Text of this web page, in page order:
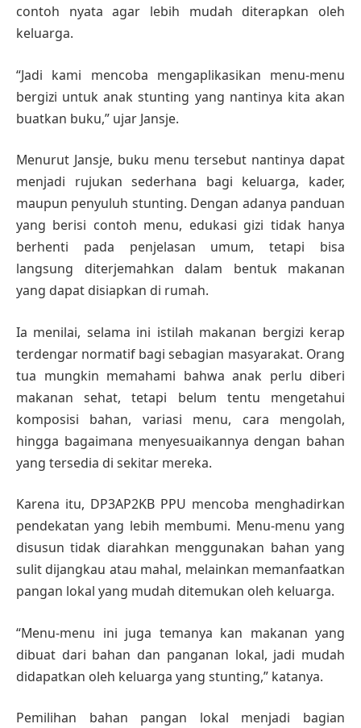
contoh nyata agar lebih mudah diterapkan oleh
keluarga.
“Jadi kami mencoba mengaplikasikan menu-menu
bergizi untuk anak stunting yang nantinya kita akan
buatkan buku,” ujar Jansje.
Menurut Jansje, buku menu tersebut nantinya dapat
menjadi rujukan sederhana bagi keluarga, kader,
maupun penyuluh stunting. Dengan adanya panduan
yang berisi contoh menu, edukasi gizi tidak hanya
berhenti pada penjelasan umum, tetapi bisa
langsung diterjemahkan dalam bentuk makanan
yang dapat disiapkan di rumah.
Ia menilai, selama ini istilah makanan bergizi kerap
terdengar normatif bagi sebagian masyarakat. Orang
tua mungkin memahami bahwa anak perlu diberi
makanan sehat, tetapi belum tentu mengetahui
komposisi bahan, variasi menu, cara mengolah,
hingga bagaimana menyesuaikannya dengan bahan
yang tersedia di sekitar mereka.
Karena itu, DP3AP2KB PPU mencoba menghadirkan
pendekatan yang lebih membumi. Menu-menu yang
disusun tidak diarahkan menggunakan bahan yang
sulit dijangkau atau mahal, melainkan memanfaatkan
pangan lokal yang mudah ditemukan oleh keluarga.
“Menu-menu ini juga temanya kan makanan yang
dibuat dari bahan dan panganan lokal, jadi mudah
didapatkan oleh keluarga yang stunting,” katanya.
Pemilihan bahan pangan lokal menjadi bagian